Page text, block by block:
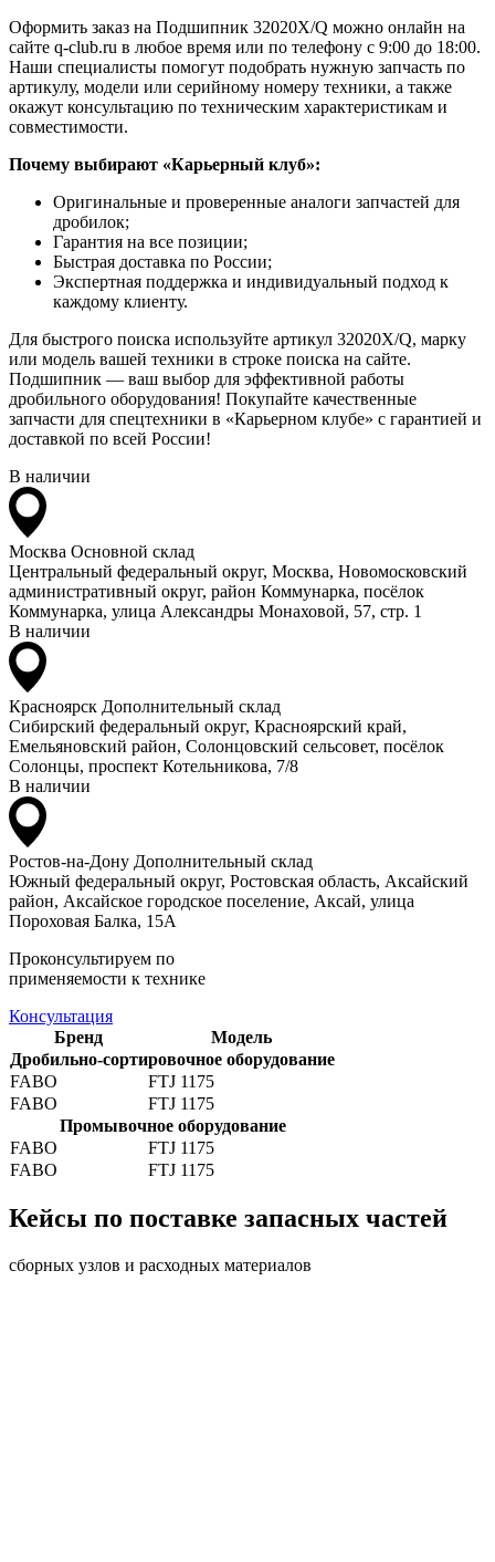
Оформить заказ на Подшипник 32020X/Q можно онлайн на
сайте q-club.ru в любое время или по телефону с 9:00 до 18:00.
Наши специалисты помогут подобрать нужную запчасть по
артикулу, модели или серийному номеру техники, а также
окажут консультацию по техническим характеристикам и
совместимости.
Почему выбирают «Карьерный клуб»:
Оригинальные и проверенные аналоги запчастей для
дробилок;
Гарантия на все позиции;
Быстрая доставка по России;
Экспертная поддержка и индивидуальный подход к
каждому клиенту.
Для быстрого поиска используйте артикул 32020X/Q, марку
или модель вашей техники в строке поиска на сайте.
Подшипник — ваш выбор для эффективной работы
дробильного оборудования! Покупайте качественные
запчасти для спецтехники в «Карьерном клубе» с гарантией и
доставкой по всей России!
В наличии
Москва Основной склад
Центральный федеральный округ, Москва, Новомосковский
административный округ, район Коммунарка, посёлок
Коммунарка, улица Александры Монаховой, 57, стр. 1
В наличии
Красноярск Дополнительный склад
Сибирский федеральный округ, Красноярский край,
Емельяновский район, Солонцовский сельсовет, посёлок
Солонцы, проспект Котельникова, 7/8
В наличии
Ростов-на-Дону Дополнительный склад
Южный федеральный округ, Ростовская область, Аксайский
район, Аксайское городское поселение, Аксай, улица
Пороховая Балка, 15А
Проконсультируем по
применяемости к технике
Консультация
Бренд
Модель
Дробильно-сортировочное оборудование
FABO
FTJ 1175
FABO
FTJ 1175
Промывочное оборудование
FABO
FTJ 1175
FABO
FTJ 1175
Кейсы по поставке запасных частей
сборных узлов и расходных материалов